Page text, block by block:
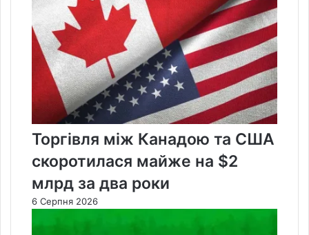
Торгівля між Канадою та США
скоротилася майже на $2
млрд за два роки
6 Серпня 2026